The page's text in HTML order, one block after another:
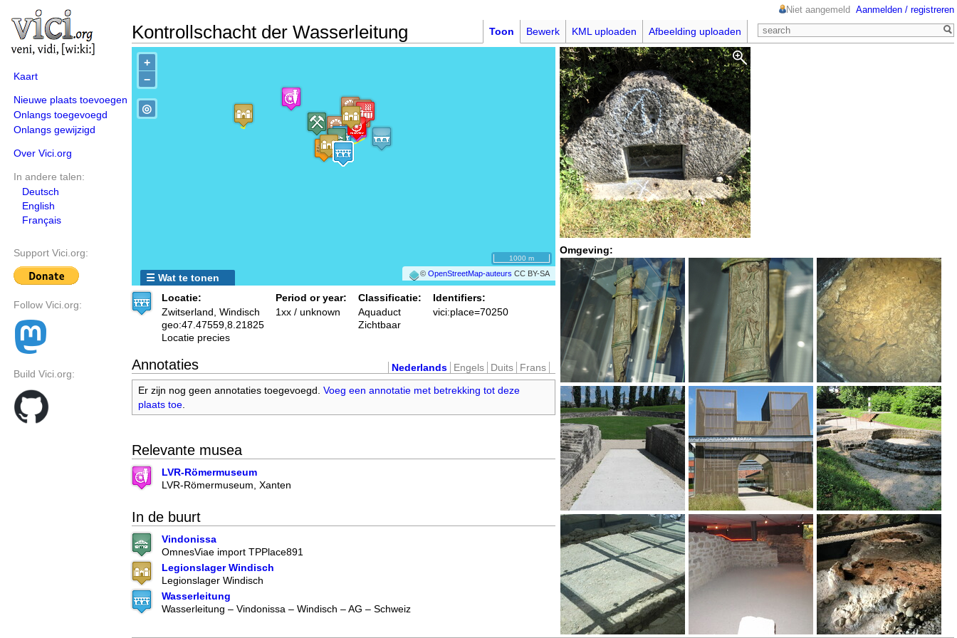
Kaart
Nieuwe plaats toevoegen
Onlangs toegevoegd
Onlangs gewijzigd
Over Vici.org
In andere talen:
Deutsch
English
Français
Support Vici.org:
Follow Vici.org:
Build Vici.org:
Kontrollschacht der Wasserleitung
Niet aangemeld Aanmelden / registreren
Toon Bewerk KML uploaden Afbeelding uploaden
+
−
©OpenStreetMap-auteurs CC BY-SA
◎
1000 m
☰ Wat te tonen
Omgeving:
Locatie:
Zwitserland, Windisch
geo:47.47559,8.21825
Locatie precies
Period or year:
1xx / unknown
Classificatie:
Aquaduct
Zichtbaar
Identifiers:
vici:place=70250
Annotaties Nederlands Engels Duits
Frans
Er zijn nog geen annotaties toegevoegd. Voeg een annotatie met betrekking tot deze
plaats toe.
Relevante musea
LVR-Römermuseum
LVR-Römermuseum, Xanten
In de buurt
Vindonissa
OmnesViae import TPPlace891
Legionslager Windisch
Legionslager Windisch
Wasserleitung
Wasserleitung – Vindonissa – Windisch – AG – Schweiz